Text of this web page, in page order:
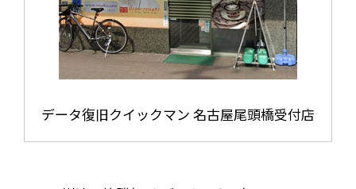
データ復旧クイックマン 名古屋尾頭橋受付店